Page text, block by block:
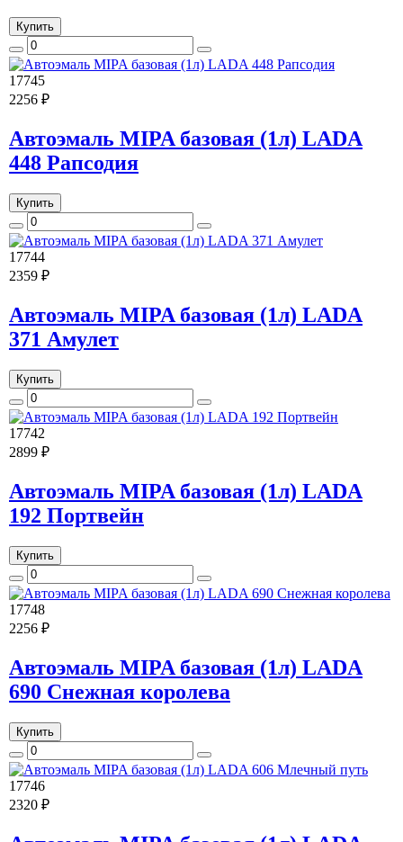
Купить
17745
2256 ₽
Автоэмаль MIPA базовая (1л) LADA
448 Рапсодия
Купить
17744
2359 ₽
Автоэмаль MIPA базовая (1л) LADA
371 Амулет
Купить
17742
2899 ₽
Автоэмаль MIPA базовая (1л) LADA
192 Портвейн
Купить
17748
2256 ₽
Автоэмаль MIPA базовая (1л) LADA
690 Снежная королева
Купить
17746
2320 ₽